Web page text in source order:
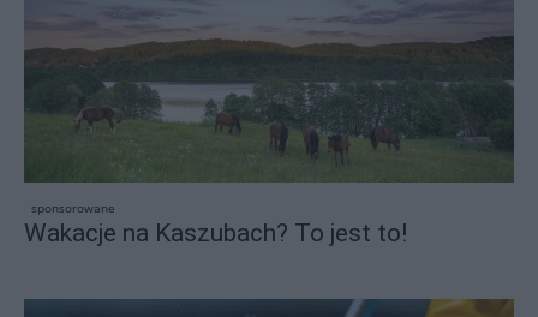
sponsorowane
Wakacje na Kaszubach? To jest to!